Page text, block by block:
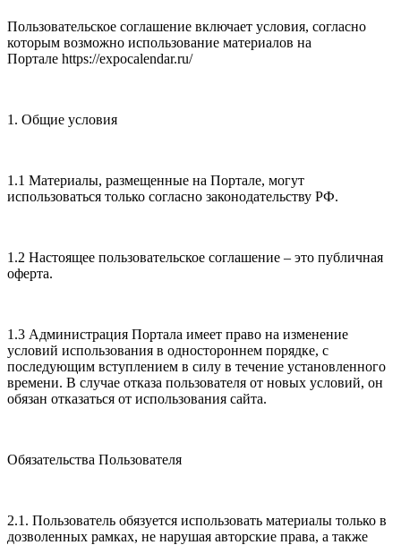
Пользовательское соглашение включает условия, согласно
которым возможно использование материалов на
Портале https://expocalendar.ru/
1. Общие условия
1.1 Материалы, размещенные на Портале, могут
использоваться только согласно законодательству РФ.
1.2 Настоящее пользовательское соглашение – это публичная
оферта.
1.3 Администрация Портала имеет право на изменение
условий использования в одностороннем порядке, с
последующим вступлением в силу в течение установленного
времени. В случае отказа пользователя от новых условий, он
обязан отказаться от использования сайта.
Обязательства Пользователя
2.1. Пользователь обязуется использовать материалы только в
дозволенных рамках, не нарушая авторские права, а также